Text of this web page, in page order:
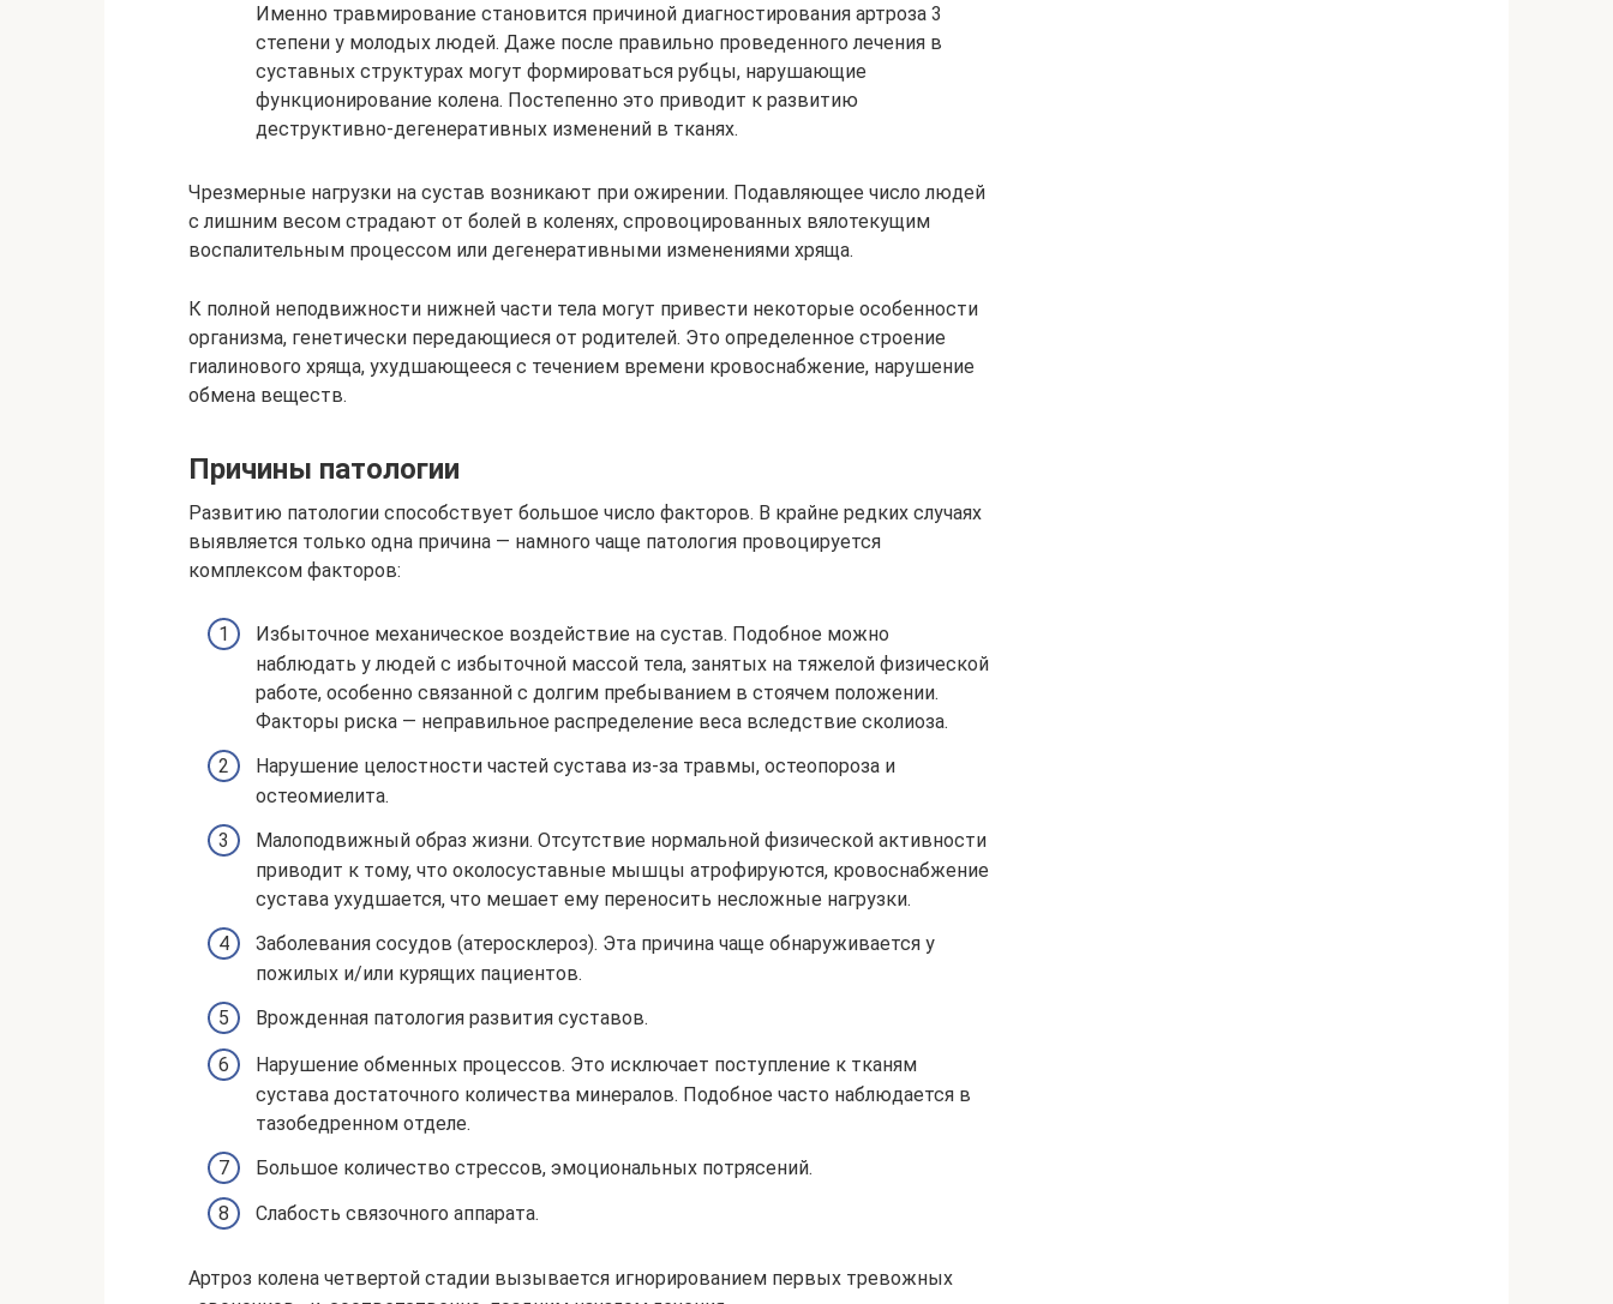
Именно травмирование становится причиной диагностирования артроза 3
степени у молодых людей. Даже после правильно проведенного лечения в
суставных структурах могут формироваться рубцы, нарушающие
функционирование колена. Постепенно это приводит к развитию
деструктивно-дегенеративных изменений в тканях.
Чрезмерные нагрузки на сустав возникают при ожирении. Подавляющее число людей
с лишним весом страдают от болей в коленях, спровоцированных вялотекущим
воспалительным процессом или дегенеративными изменениями хряща.
К полной неподвижности нижней части тела могут привести некоторые особенности
организма, генетически передающиеся от родителей. Это определенное строение
гиалинового хряща, ухудшающееся с течением времени кровоснабжение, нарушение
обмена веществ.
Причины патологии
Развитию патологии способствует большое число факторов. В крайне редких случаях
выявляется только одна причина — намного чаще патология провоцируется
комплексом факторов:
Избыточное механическое воздействие на сустав. Подобное можно
наблюдать у людей с избыточной массой тела, занятых на тяжелой физической
работе, особенно связанной с долгим пребыванием в стоячем положении.
Факторы риска — неправильное распределение веса вследствие сколиоза.
Нарушение целостности частей сустава из-за травмы, остеопороза и
остеомиелита.
Малоподвижный образ жизни. Отсутствие нормальной физической активности
приводит к тому, что околосуставные мышцы атрофируются, кровоснабжение
сустава ухудшается, что мешает ему переносить несложные нагрузки.
Заболевания сосудов (атеросклероз). Эта причина чаще обнаруживается у
пожилых и/или курящих пациентов.
Врожденная патология развития суставов.
Нарушение обменных процессов. Это исключает поступление к тканям
сустава достаточного количества минералов. Подобное часто наблюдается в
тазобедренном отделе.
Большое количество стрессов, эмоциональных потрясений.
Слабость связочного аппарата.
Артроз колена четвертой стадии вызывается игнорированием первых тревожных